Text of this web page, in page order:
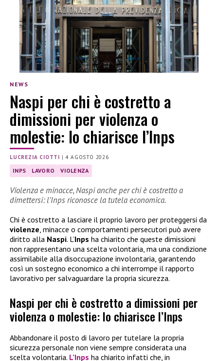
NEWS
Naspi per chi è costretto a
dimissioni per violenza o
molestie: lo chiarisce l’Inps
LUCREZIA CIOTTI |4 AGOSTO 2026
INPS LAVORO VIOLENZA
Violenza e minacce, Naspi anche per chi è costretto a
dimettersi: l’Inps riconosce la tutela economica.
Chi è costretto a lasciare il proprio lavoro per proteggersi da
violenze , minacce o comportamenti persecutori può avere
diritto alla Naspi. L’Inps ha chiarito che queste dimissioni
non rappresentano una scelta volontaria, ma una condizione
assimilabile alla disoccupazione involontaria, garantendo
così un sostegno economico a chi interrompe il rapporto
lavorativo per salvaguardare la propria sicurezza.
Naspi per chi è costretto a dimissioni per
violenza o molestie: lo chiarisce l’Inps
Abbandonare il posto di lavoro per tutelare la propria
sicurezza personale non viene sempre considerata una
scelta volontaria. L’Inps ha chiarito infatti che, in